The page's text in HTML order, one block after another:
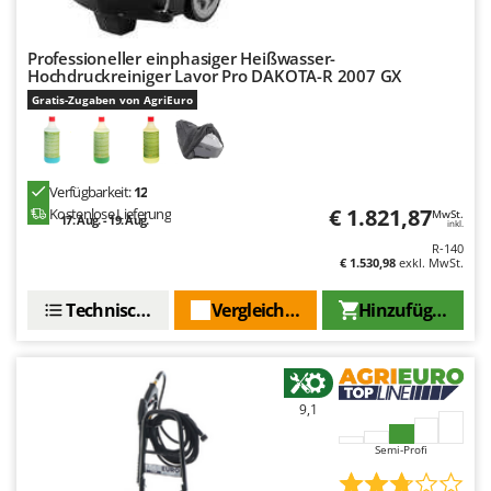
Professioneller einphasiger Heißwasser-
Hochdruckreiniger Lavor Pro DAKOTA-R 2007 GX
Gratis-Zugaben von AgriEuro
Verfügbarkeit:12
Kostenlose Lieferung
17. Aug. - 19. Aug. € 1.821,87MwSt.
inkl.
R-140
€ 1.530,98 exkl. MwSt.
Hinzufügen
Vergleichen Sie
Technische Daten
9,1
Semi-Profi